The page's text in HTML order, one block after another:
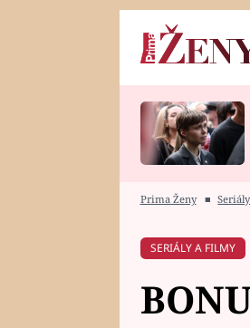
Horoskopy
HOROSKOP NA
Prima Ženy ■
SERIÁLY A FILMY